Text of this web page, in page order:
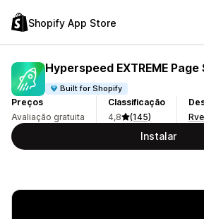
Shopify App Store
Hyperspeed EXTREME Page
Built for Shopify
Preços
Avaliação gratuita
Classificação
4,8
(145)
Instalar